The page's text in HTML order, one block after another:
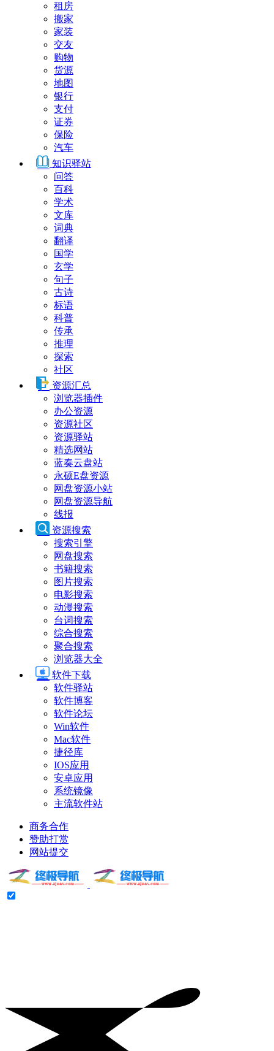
租房
搬家
家装
交友
购物
货源
地图
银行
支付
证券
保险
汽车
知识驿站
问答
百科
学术
文库
词典
翻译
国学
玄学
句子
古诗
标语
科普
传承
推理
探索
社区
资源汇总
浏览器插件
办公资源
资源社区
资源驿站
精选网站
蓝奏云盘站
永硕E盘资源
网盘资源小站
网盘资源导航
线报
资源搜索
搜索引擎
网盘搜索
书籍搜索
图片搜索
电影搜索
动漫搜索
台词搜索
综合搜索
聚合搜索
浏览器大全
软件下载
软件驿站
软件博客
软件论坛
Win软件
Mac软件
捷径库
IOS应用
安卓应用
系统镜像
主流软件站
商务合作
赞助打赏
网站提交